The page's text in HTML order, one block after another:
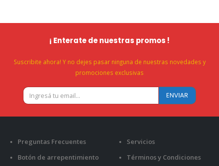
¡ Enterate de nuestras promos !
Suscribite ahora! Y no dejes pasar ninguna de nuestras novedades y
promociones exclusivas
Preguntas Frecuentes
Botón de arrepentimiento
Servicios
Términos y Condiciones